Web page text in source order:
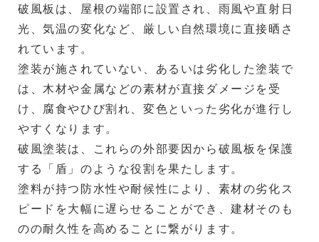
破風板は、屋根の端部に設置され、雨風や直射日
光、気温の変化など、厳しい自然環境に直接晒さ
れています。
塗装が施されていない、あるいは劣化した塗装で
は、木材や金属などの素材が直接ダメージを受
け、腐食やひび割れ、変色といった劣化が進行し
やすくなります。
破風塗装は、これらの外部要因から破風板を保護
する「盾」のような役割を果たします。
塗料が持つ防水性や耐候性により、素材の劣化ス
ピードを大幅に遅らせることができ、建材そのも
のの耐久性を高めることに繋がります。